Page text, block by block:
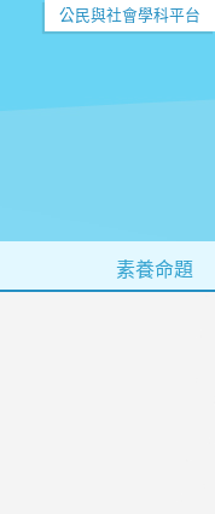
公民與社會學科平台
素養命題